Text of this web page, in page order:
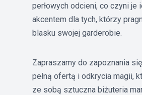
perłowych odcieni, co czyni je
akcentem dla tych, którzy
blasku swojej garderobie.
Zapraszamy do zapoznania
pełną ofertą i odkrycia magii,
ze sobą sztuczna biżuteria